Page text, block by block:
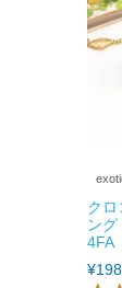
クロ
ン
4FA
¥